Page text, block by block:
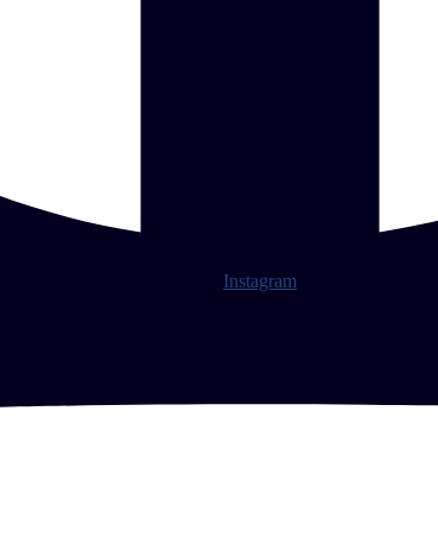
Instagram